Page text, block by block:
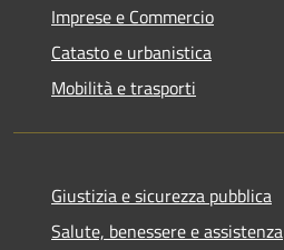
Imprese e Commercio
Catasto e urbanistica
Mobilità e trasporti
Giustizia e sicurezza pubblica
Salute, benessere e assistenza